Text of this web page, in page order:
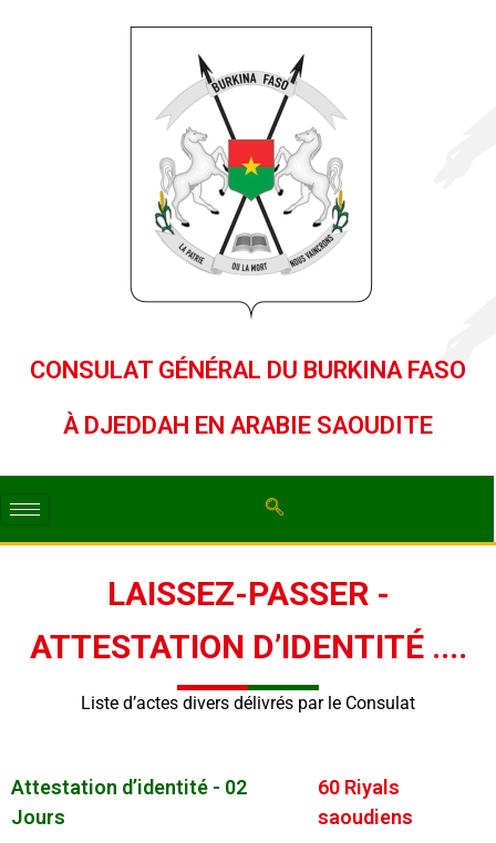
CONSULAT GÉNÉRAL DU BURKINA FASO
À DJEDDAH EN ARABIE SAOUDITE
LAISSEZ-PASSER -
ATTESTATION D’IDENTITÉ ....
Liste d’actes divers délivrés par le Consulat
Attestation d’identité - 02
Jours
60 Riyals
saoudiens